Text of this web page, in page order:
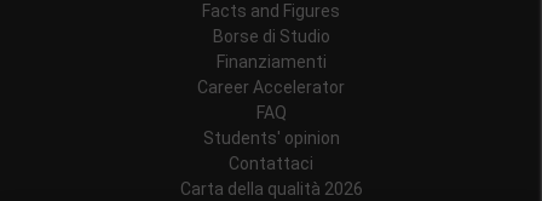
Facts and Figures
Borse di Studio
Finanziamenti
Career Accelerator
FAQ
Students' opinion
Contattaci
Carta della qualità 2026